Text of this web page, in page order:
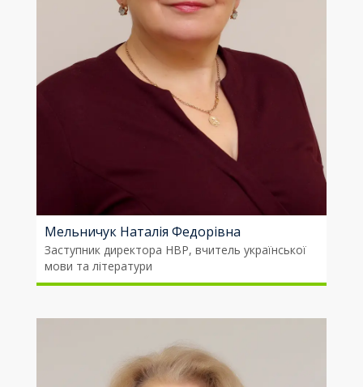
Мельничук Наталія Федорівна
Заступник директора НВР, вчитель української
мови та літератури